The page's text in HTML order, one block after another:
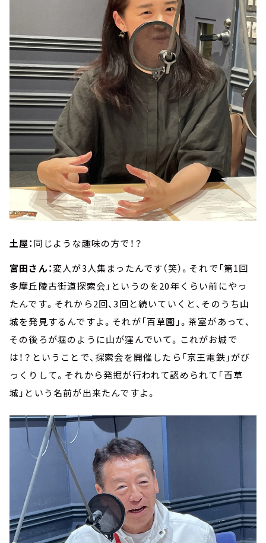
土屋： 同じような趣味の方で！？
宮田さん：変人が3人集まったんです（笑）。それで「第1回
多摩丘陵古街道探索会」というのを20年くらい前にやっ
たんです。それから2回、3回と続いていくと、そのうち山
城を発見するんですよ。それが「百草園」。茶室があって、
その後ろが堀のように山が窪んでいて。これがお城で
は！？ということで、探索会を開催したら「京王電鉄」がび
っくりして。それから発掘が行われて認められて「百草
城」という名前が出来たんですよ。